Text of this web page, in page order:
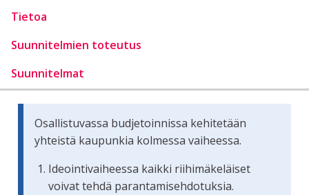
Tietoa
Suunnitelmien toteutus
Suunnitelmat
Osallistuvassa budjetoinnissa kehitetään
yhteistä kaupunkia kolmessa vaiheessa.
Ideointivaiheessa kaikki riihimäkeläiset
voivat tehdä parantamisehdotuksia.